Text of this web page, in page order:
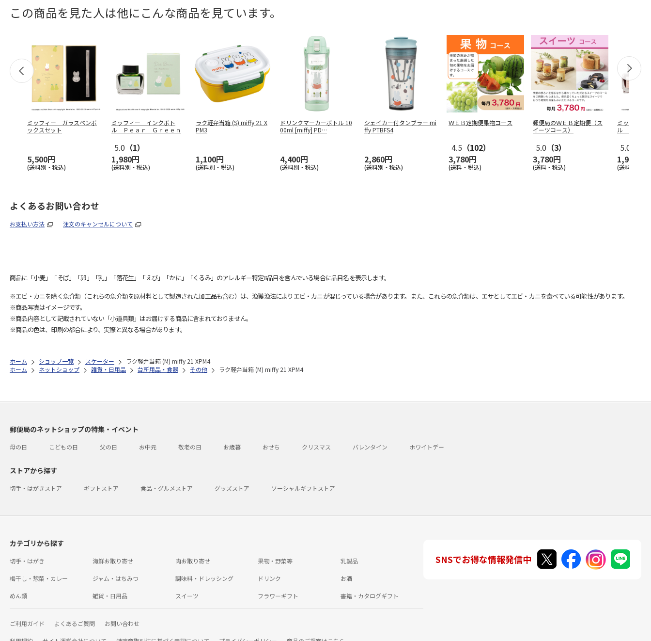
この商品を見た人は他にこんな商品を見ています。
ミッフィー ガラスペンボ
ックスセット
5,500円
(送料別・税込)
ミッフィー インクボト
ル Ｐｅａｒ Ｇｒｅｅｎ
5.0 （1）
1,980円
(送料別・税込)
ラク軽弁当箱 (S) miffy 21 X
PM3
1,100円
(送料別・税込)
ドリンクマーカーボトル 10
00ml [miffy] PD…
4,400円
(送料別・税込)
シェイカー付タンブラー mi
ffy PTBFS4
2,860円
(送料別・税込)
ＷＥＢ定期便果物コース
4.5 （102）
3,780円
(送料・税込)
郵便局のＷＥＢ定期便（ス
イーツコース）
5.0 （3）
3,780円
(送料・税込)
ミッフィー
ル Ｓｔｒ
5.0
1,980円
(送料別・税
よくあるお問い合わせ
お支払い方法 注文のキャンセルについて
商品に「小麦」「そば」「卵」「乳」「落花生」「えび」「かに」「くるみ」のアレルギー特定8品目を含んでいる場合に品目名を表示します。
※エビ・カニを除く魚介類（これらの魚介類を原材料として製造された加工品も含む）は、漁獲漁法によりエビ・カニが混じっている場合があります。また、これらの魚介類は、エサとしてエビ・カニを食べている可能性があります。
※商品写真はイメージです。
※商品内容として記載されていない「小道具類」はお届けする商品に含まれておりません。
※商品の色は、印刷の都合により、実際と異なる場合があります。
ホーム ショップ一覧 スケーター
ラク軽弁当箱 (M) miffy 21 XPM4
ホーム
ネットショップ 雑貨・日用品 台所用品・食器 その他 ラク軽弁当箱 (M) miffy 21 XPM4
郵便局のネットショップの特集・イベント
母の日 こどもの日 父の日 お中元 敬老の日 お歳暮 おせち クリスマス バレンタイン ホワイトデー
ストアから探す
切手・はがきストア ギフトストア 食品・グルメストア グッズストア ソーシャルギフトストア
カテゴリから探す
切手・はがき 海鮮お取り寄せ 肉お取り寄せ 果物・野菜等 乳製品
梅干し・惣菜・カレー ジャム・はちみつ 調味料・ドレッシング ドリンク お酒
めん類 雑貨・日用品 スイーツ フラワーギフト 書籍・カタログギフト
ご利用ガイド よくあるご質問 お問い合わせ
SNSでお得な情報発信中